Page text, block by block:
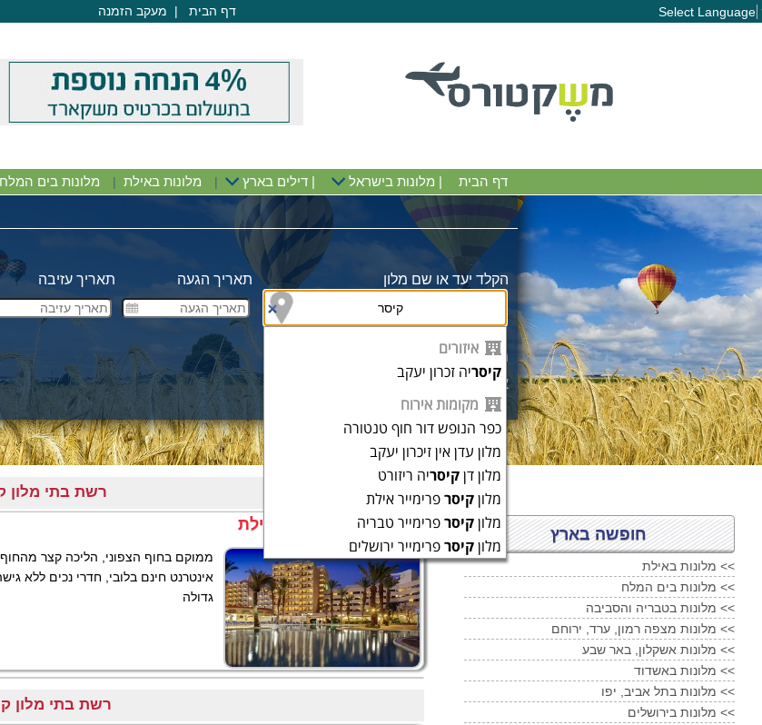
מעקב הזמנה | דף הבית Select Language
מלונות בים המלח | מלונות באילת | דילים בארץ| מלונות בישראל | דף הבית
הקלד יעד או שם מלון תאריך הגעה
תאריך עזיבה
מחוייבים למחירים זולים
אצלינו המחירים כוללים מע"מ
רשת בתי מלון
מלון קיסר פרימייר אילת
ממוקם בחוף הצפוני, הליכה קצר
אינטרנט חינם בלובי, חדרי נכים ללא
גדולה
רשת בתי מלון
חופשה בארץ
מלונות באילת <<
מלונות בים המלח <<
מלונות בטבריה והסביבה <<
מלונות מצפה רמון, ערד, ירוחם <<
מלונות אשקלון, באר שבע <<
מלונות באשדוד <<
מלונות בתל אביב, יפו <<
מלונות בירושלים <<
איזורים
קיסריה זכרון יעקב
מקומות אירוח
כפר הנופש דור חוף טנטורה
מלון עדן אין זיכרון יעקב
מלון דןקיסריה ריזורט
מלוןקיסרפרימייר אילת
מלוןקיסרפרימייר טבריה
מלוןקיסרפרימייר ירושלים